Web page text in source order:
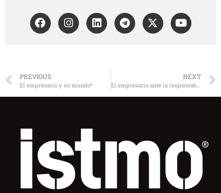
PREVIOUS
El empresario y su mundo*
NEXT
El empresario ante la responsabilidad y la motivación